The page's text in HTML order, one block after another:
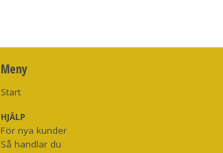
Meny
Start
HJÄLP
För nya kunder
Så handlar du